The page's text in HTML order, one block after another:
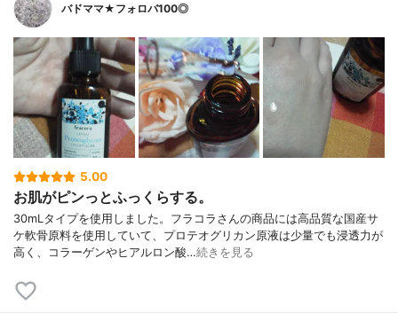
バドママ★フォロバ100◎
5.00
お肌がピンっとふっくらする。
30mLタイプを使用しました。フラコラさんの商品には高品質な国産サ
ケ軟骨原料を使用していて、プロテオグリカン原液は少量でも浸透力が
高く、コラーゲンやヒアルロン酸…続きを見る